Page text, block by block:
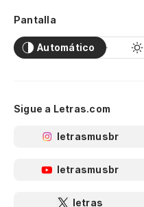
Pantalla
Automático
Sigue a Letras.com
letrasmusbr
letrasmusbr
letras